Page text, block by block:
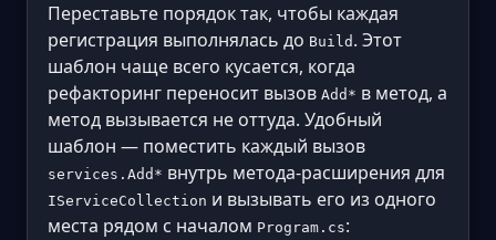
Переставьте порядок так, чтобы каждая
регистрация выполнялась до Build . Этот
шаблон чаще всего кусается, когда
рефакторинг переносит вызов Add* в метод, а
метод вызывается не оттуда. Удобный
шаблон — поместить каждый вызов
services.Add* внутрь метода-расширения для
IServiceCollection и вызывать его из одного
места рядом с началом Program.cs: